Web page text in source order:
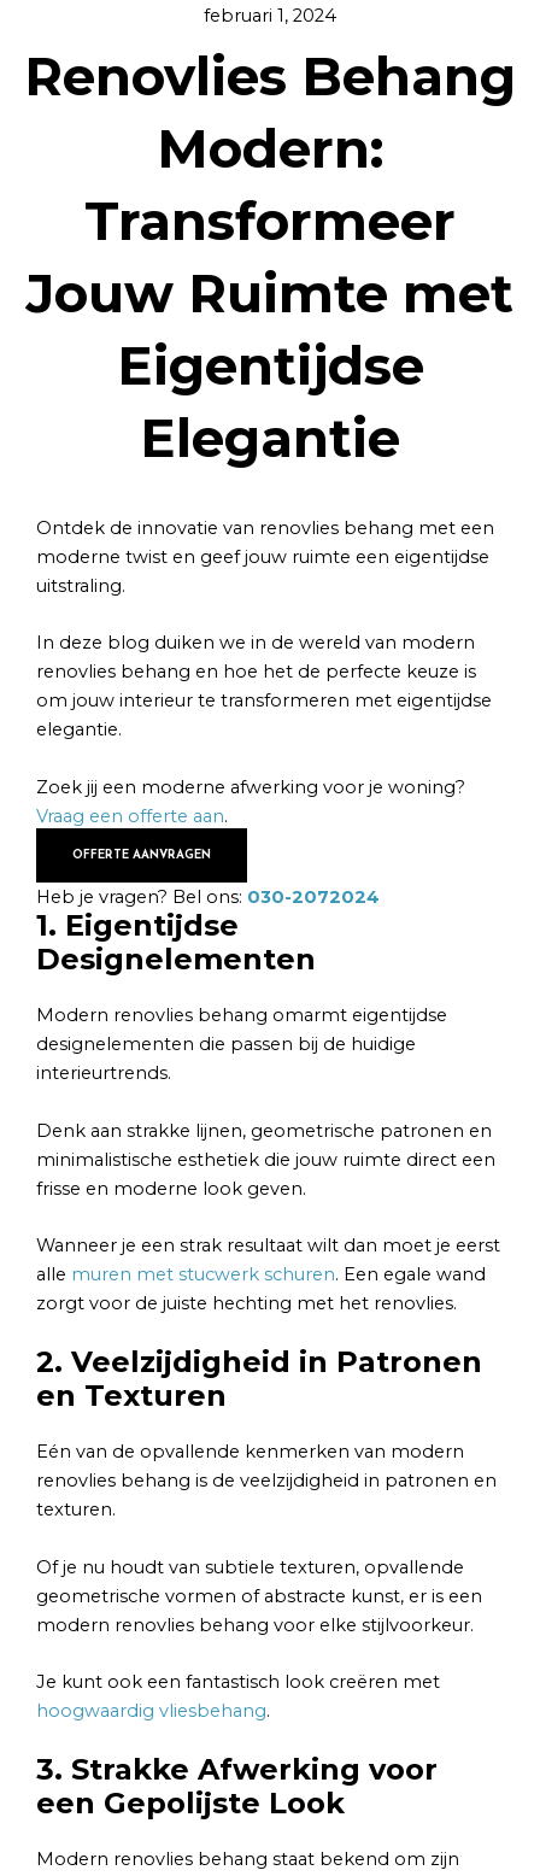
februari 1, 2024
Renovlies Behang
Modern:
Transformeer
Jouw Ruimte met
Eigentijdse
Elegantie
Ontdek de innovatie van renovlies behang met een
moderne twist en geef jouw ruimte een eigentijdse
uitstraling.
In deze blog duiken we in de wereld van modern
renovlies behang en hoe het de perfecte keuze is
om jouw interieur te transformeren met eigentijdse
elegantie.
Zoek jij een moderne afwerking voor je woning?
Vraag een offerte aan.
OFFERTE AANVRAGEN
Heb je vragen? Bel ons: 030-2072024
1. Eigentijdse
Designelementen
Modern renovlies behang omarmt eigentijdse
designelementen die passen bij de huidige
interieurtrends.
Denk aan strakke lijnen, geometrische patronen en
minimalistische esthetiek die jouw ruimte direct een
frisse en moderne look geven.
Wanneer je een strak resultaat wilt dan moet je eerst
alle muren met stucwerk schuren. Een egale wand
zorgt voor de juiste hechting met het renovlies.
2. Veelzijdigheid in Patronen
en Texturen
Eén van de opvallende kenmerken van modern
renovlies behang is de veelzijdigheid in patronen en
texturen.
Of je nu houdt van subtiele texturen, opvallende
geometrische vormen of abstracte kunst, er is een
modern renovlies behang voor elke stijlvoorkeur.
Je kunt ook een fantastisch look creëren met
hoogwaardig vliesbehang.
3. Strakke Afwerking voor
een Gepolijste Look
Modern renovlies behang staat bekend om zijn